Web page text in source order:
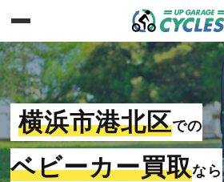
横浜市港北区での
ベビーカー買取なら